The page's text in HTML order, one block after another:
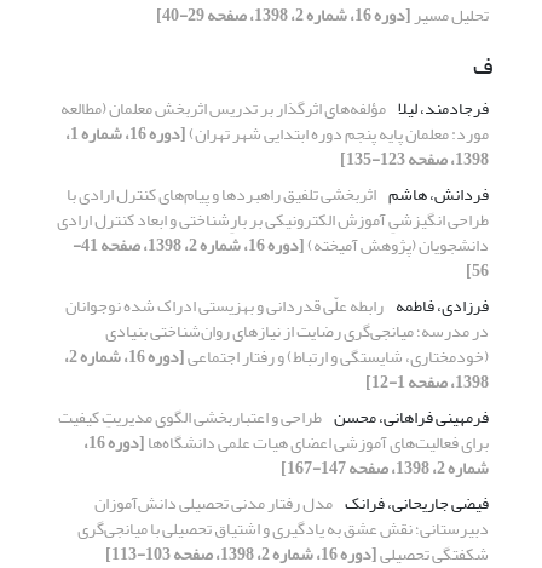
تحلیل مسیر[دوره 16، شماره 2، 1398، صفحه 29-40]
ف
فرجادمند، لیلا مؤلفه‌های اثرگذار بر تدریس اثربخش معلمان (مطالعه
مورد: معلمان پایه پنجم دوره ابتدایی شهر تهران) [دوره 16، شماره 1،
1398، صفحه 123-135]
فردانش، هاشم اثربخشی تلفیق راهبردها و پیام‌های کنترل ارادی با
طراحی انگیزشیِ آموزش الکترونیکی بر بارِشناختی و ابعاد کنترل ارادی
دانشجویان (پژوهش آمیخته) [دوره 16، شماره 2، 1398، صفحه 41-
56]
فرزادی، فاطمه رابطه علّی قدردانی و بهزیستی ادراک شده نوجوانان
در مدرسه؛ میانجی‌گری رضایت از نیازهای روان‌شناختی بنیادی
(خودمختاری، شایستگی و ارتباط) و رفتار اجتماعی [دوره 16، شماره 2،
1398، صفحه 1-12]
فرمهینی فراهانی، محسن طراحی و اعتباربخشی الگوی مدیریتِ کیفیت
برای فعالیت‌های آموزشی اعضای هیات علمی دانشگاه‌ها [دوره 16،
شماره 2، 1398، صفحه 147-167]
فیضی جاریحانی، فرانک مدل رفتار مدنی تحصیلی دانش‌آموزان
دبیرستانی؛ نقش عشق به یادگیری و اشتیاق تحصیلی با میانجی‌گری
شکفتگی تحصیلی[دوره 16، شماره 2، 1398، صفحه 103-113]